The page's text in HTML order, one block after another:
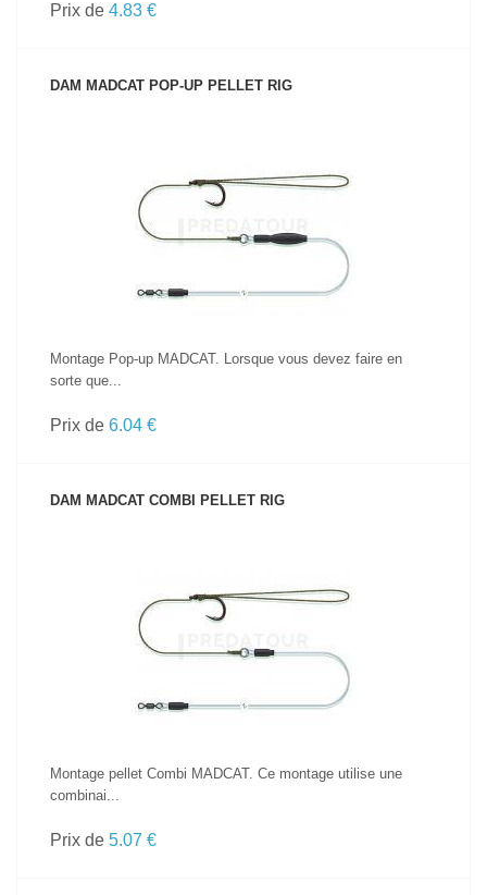
Prix de 4.83 €
DAM MADCAT POP-UP PELLET RIG
VOIR LE PRODUIT
Montage Pop-up MADCAT. Lorsque vous devez faire en
sorte que...
Prix de 6.04 €
DAM MADCAT COMBI PELLET RIG
VOIR LE PRODUIT
Montage pellet Combi MADCAT. Ce montage utilise une
combinai...
Prix de 5.07 €